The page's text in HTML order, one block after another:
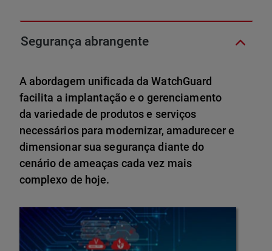
Segurança abrangente
A abordagem unificada da WatchGuard
facilita a implantação e o gerenciamento
da variedade de produtos e serviços
necessários para modernizar, amadurecer e
dimensionar sua segurança diante do
cenário de ameaças cada vez mais
complexo de hoje.